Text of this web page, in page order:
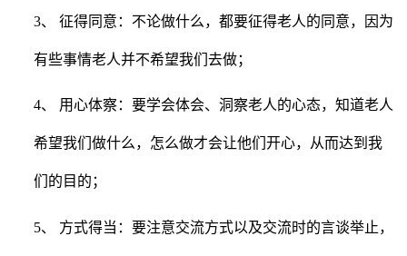
3、 征得同意：不论做什么，都要征得老人的同意，因为
有些事情老人并不希望我们去做；
4、 用心体察：要学会体会、洞察老人的心态，知道老人
希望我们做什么，怎么做才会让他们开心，从而达到我
们的目的；
5、 方式得当：要注意交流方式以及交流时的言谈举止，